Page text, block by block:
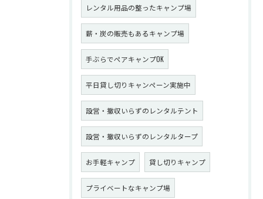
レンタル用品の整ったキャンプ場
薪・炭の販売もあるキャンプ場
手ぶらでペアキャンプOK
平日貸し切りキャンペーン実施中
設営・撤収いらずのレンタルテント
設営・撤収いらずのレンタルタープ
お手軽キャンプ 貸し切りキャンプ
プライベートなキャンプ場